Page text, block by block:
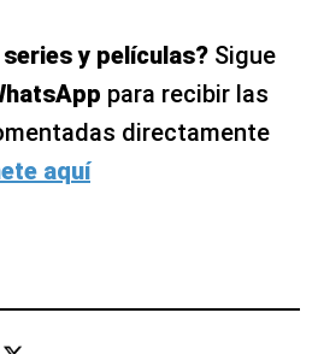
y películas? Sigue
para recibir las
directamente
aquí